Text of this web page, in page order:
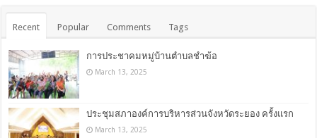
Recent Popular Comments Tags
การประชาคมหมู่บ้านตำบลชำฆ้อ
March 13, 2025
ประชุมสภาองค์การบริหารส่วนจังหวัดระยอง ครั้งแรก
March 13, 2025